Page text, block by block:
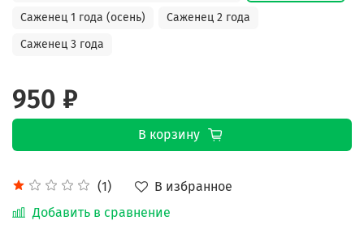
(1)
В избранное
Добавить в сравнение
Саженец 1 года (осень)
Саженец 2 года
Саженец 3 года
950 ₽
В корзину